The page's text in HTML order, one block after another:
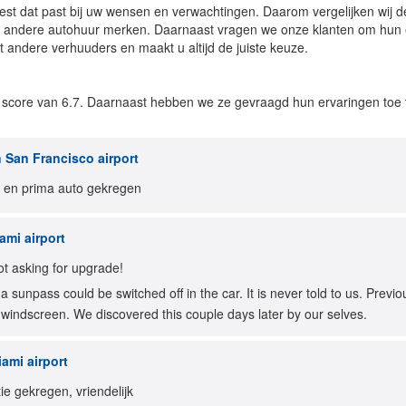
dat past bij uw wensen en verwachtingen. Daarom vergelijken wij
autohuur merken. Daarnaast vragen we onze klanten om
verhuuders en maakt u altijd de juiste keuze.
van 6.7. Daarnaast hebben we ze gevraagd hun ervaringen
Francisco airport
prima auto gekregen
airport
asking for upgrade!
sunpass could be switched off in the car. It is never told to us.
We discovered this couple days later by our selves.
airport
gekregen, vriendelijk